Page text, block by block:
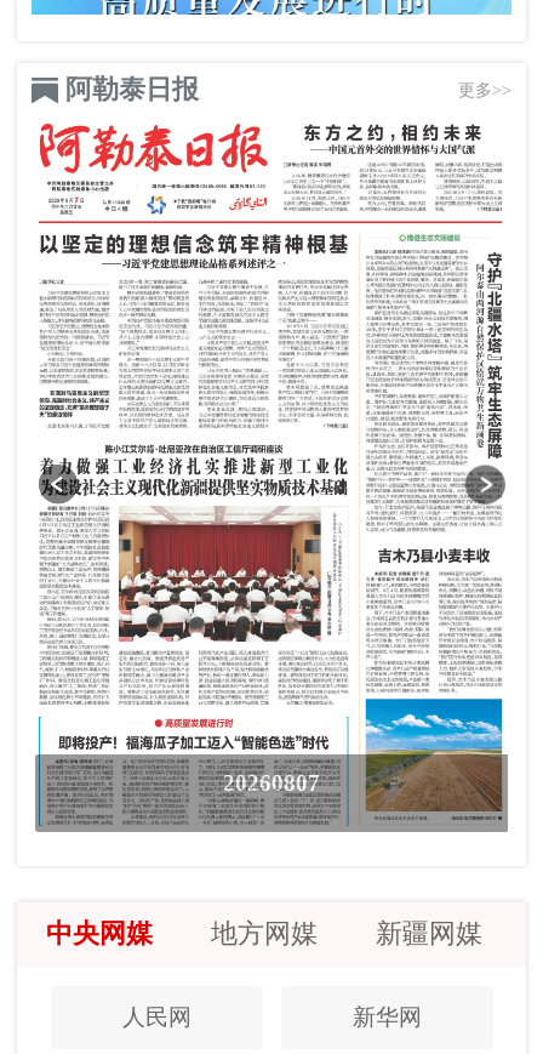
阿勒泰日报 更多>>
20260807
中央网媒 地方网媒 新疆网媒
人民网 新华网